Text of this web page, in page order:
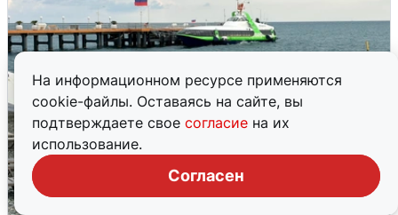
На информационном ресурсе применяются
cookie-файлы. Оставаясь на сайте, вы
подтверждаете свое согласие на их
использование.
Согласен